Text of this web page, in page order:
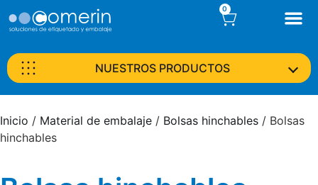
0
NUESTROS PRODUCTOS
Inicio / Material de embalaje / Bolsas hinchables / Bolsas
hinchables